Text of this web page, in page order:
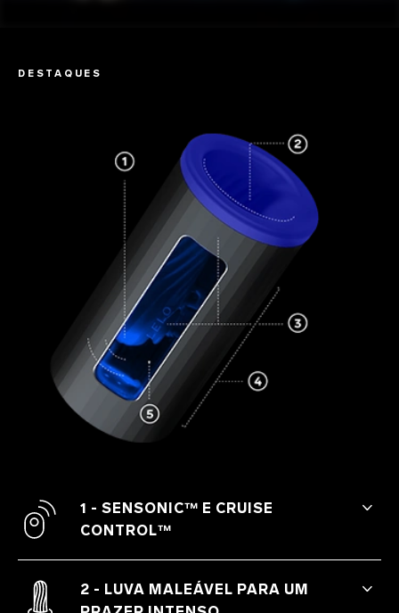
DESTAQUES
1 - SENSONIC™ E CRUISE
CONTROL™
e pela tecnologia patenteada Cruise
Control™ de controle da intensidade
2 - LUVA MALEÁVEL PARA UM